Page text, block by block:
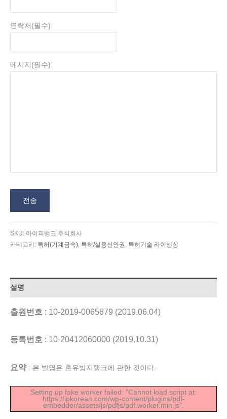
연락처 (필수)
메시지 (필수)
전송
SKU: 아이피뱅크 주식회사
카테고리: 특허(기계금속) 특허/실용신안권 특허기술 라이센싱
설명
출원번호 : 10-2019-0065879 (2019.06.04)
등록번호 : 10-20412060000 (2019.10.31)
요약 : 본 발명은 혼유방지탱크에 관한 것이다.
Setting up fake worker failed: "Cannot load script at:
https://ipkorean.com/wp-content/plugins/pdf-
embedder/assets/js/pdfjs/pdf.worker.min.js".